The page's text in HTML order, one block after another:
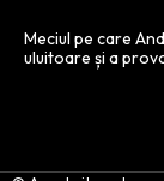
Meciul pe care
uluitoare și a